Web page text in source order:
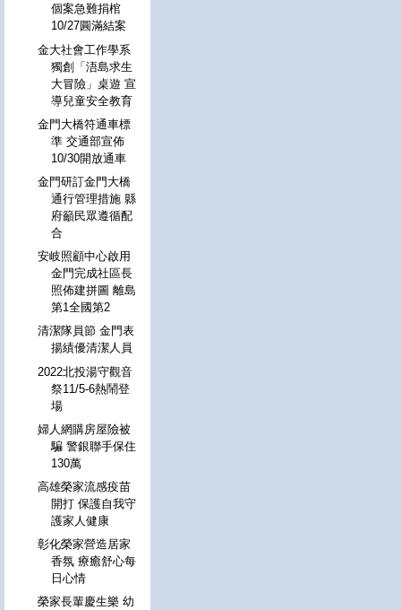
個案急難捐棺
10/27圓滿結案
金大社會工作學系
獨創「浯島求生
大冒險」桌遊 宣
導兒童安全教育
金門大橋符通車標
準 交通部宣佈
10/30開放通車
金門研訂金門大橋
通行管理措施 縣
府籲民眾遵循配
合
安岐照顧中心啟用
金門完成社區長
照佈建拼圖 離島
第1全國第2
清潔隊員節 金門表
揚績優清潔人員
2022北投湯守觀音
祭11/5-6熱鬧登
場
婦人網購房屋險被
騙 警銀聯手保住
130萬
高雄榮家流感疫苗
開打 保護自我守
護家人健康
彰化榮家營造居家
香氛 療癒舒心每
日心情
榮家長輩慶生樂 幼